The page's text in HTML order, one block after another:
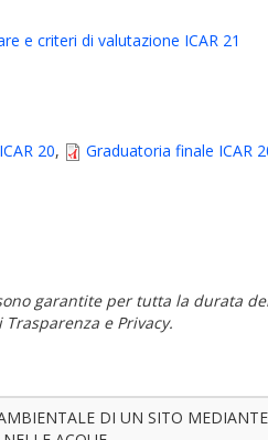
e criteri di valutazione ICAR 21
20, Graduatoria finale ICAR
garantite per tutta la durata
e Privacy.
DI UN SITO